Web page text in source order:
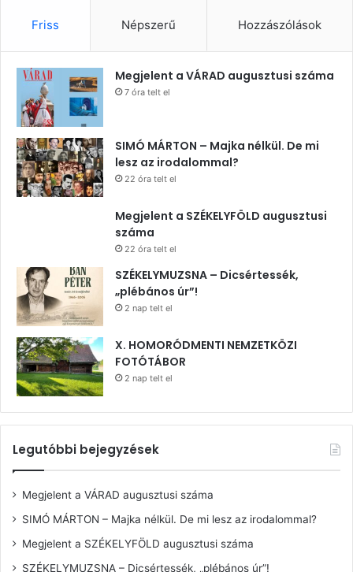
Friss Népszerű Hozzászólások
Megjelent a VÁRAD augusztusi száma
7 óra telt el
SIMÓ MÁRTON – Majka nélkül. De mi
lesz az irodalommal?
22 óra telt el
Megjelent a SZÉKELYFÖLD augusztusi
száma
22 óra telt el
SZÉKELYMUZSNA – Dicsértessék,
„plébános úr”!
2 nap telt el
X. HOMORÓDMENTI NEMZETKÖZI
FOTÓTÁBOR
2 nap telt el
Legutóbbi bejegyzések
Megjelent a VÁRAD augusztusi száma
SIMÓ MÁRTON – Majka nélkül. De mi lesz az irodalommal?
Megjelent a SZÉKELYFÖLD augusztusi száma
SZÉKELYMUZSNA – Dicsértessék, „plébános úr”!